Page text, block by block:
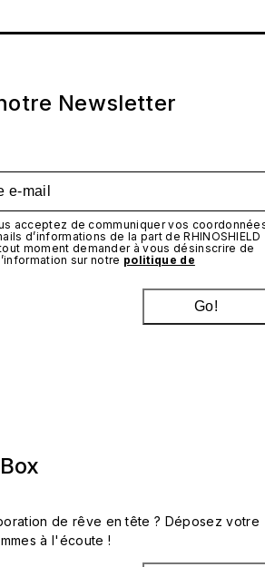
Newsletter
e-mail
acceptez de communiquer vos
d’informations de la part de RHINOSHIELD
moment demander à vous désinscrire de
sur notre politique de
Go!
de rêve en tête ? Déposez votre
à l'écoute !